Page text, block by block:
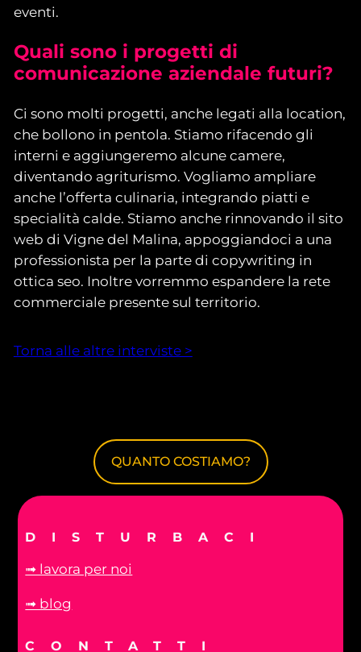
eventi.
Quali sono i progetti di
comunicazione aziendale futuri?
Ci sono molti progetti, anche legati alla location,
che bollono in pentola. Stiamo rifacendo gli
interni e aggiungeremo alcune camere,
diventando agriturismo. Vogliamo ampliare
anche l’offerta culinaria, integrando piatti e
specialità calde. Stiamo anche rinnovando il sito
web di Vigne del Malina, appoggiandoci a una
professionista per la parte di copywriting in
ottica seo. Inoltre vorremmo espandere la rete
commerciale presente sul territorio.
Torna alle altre interviste >
QUANTO COSTIAMO?
DISTURBACI
➟ lavora per noi
➟ blog
CONTATTI